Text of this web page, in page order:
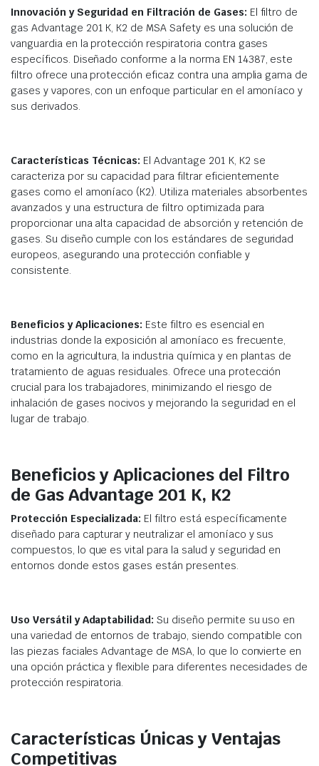
Innovación y Seguridad en Filtración de Gases: El filtro de
gas Advantage 201 K, K2 de MSA Safety es una solución de
vanguardia en la protección respiratoria contra gases
específicos. Diseñado conforme a la norma EN 14387, este
filtro ofrece una protección eficaz contra una amplia gama de
gases y vapores, con un enfoque particular en el amoníaco y
sus derivados.
Características Técnicas: El Advantage 201 K, K2 se
caracteriza por su capacidad para filtrar eficientemente
gases como el amoníaco (K2). Utiliza materiales absorbentes
avanzados y una estructura de filtro optimizada para
proporcionar una alta capacidad de absorción y retención de
gases. Su diseño cumple con los estándares de seguridad
europeos, asegurando una protección confiable y
consistente.
Beneficios y Aplicaciones: Este filtro es esencial en
industrias donde la exposición al amoníaco es frecuente,
como en la agricultura, la industria química y en plantas de
tratamiento de aguas residuales. Ofrece una protección
crucial para los trabajadores, minimizando el riesgo de
inhalación de gases nocivos y mejorando la seguridad en el
lugar de trabajo.
Beneficios y Aplicaciones del Filtro
de Gas Advantage 201 K, K2
Protección Especializada: El filtro está específicamente
diseñado para capturar y neutralizar el amoníaco y sus
compuestos, lo que es vital para la salud y seguridad en
entornos donde estos gases están presentes.
Uso Versátil y Adaptabilidad: Su diseño permite su uso en
una variedad de entornos de trabajo, siendo compatible con
las piezas faciales Advantage de MSA, lo que lo convierte en
una opción práctica y flexible para diferentes necesidades de
protección respiratoria.
Características Únicas y Ventajas
Competitivas